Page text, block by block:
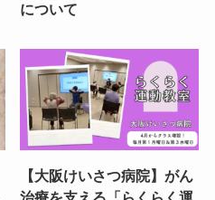
について
【大阪けいさつ病院】がん